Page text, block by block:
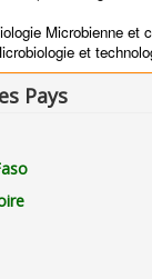
Microbienne et
et
Pays